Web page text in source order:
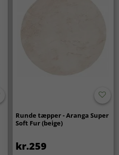
Runde tæpper - Aranga Super
Soft Fur (beige)
kr.259